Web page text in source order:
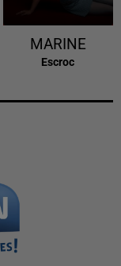
MARINE
Escroc